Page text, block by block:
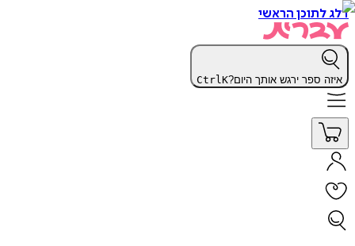
דלג לתוכן הראשי
איזה ספר ירגש אותך היום? CtrlK